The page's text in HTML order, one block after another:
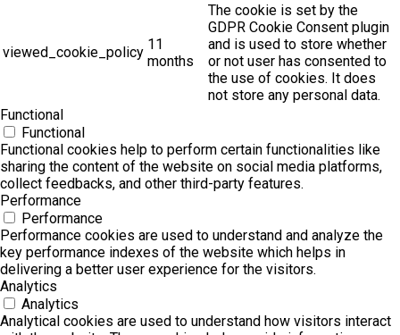
viewed_cookie_policy 11
months
The cookie is set by the
GDPR Cookie Consent plugin
and is used to store whether
or not user has consented to
the use of cookies. It does
not store any personal data.
Functional
Functional
Functional cookies help to perform certain functionalities like
sharing the content of the website on social media platforms,
collect feedbacks, and other third-party features.
Performance
Performance
Performance cookies are used to understand and analyze the
key performance indexes of the website which helps in
delivering a better user experience for the visitors.
Analytics
Analytics
Analytical cookies are used to understand how visitors interact